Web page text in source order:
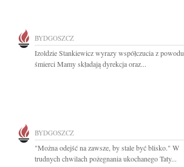
BYDGOSZCZ
Izoldzie Stankiewicz wyrazy współczucia z powodu
śmierci Mamy składają dyrekcja oraz...
BYDGOSZCZ
"Można odejść na zawsze, by stale być blisko." W
trudnych chwilach pożegnania ukochanego Taty...